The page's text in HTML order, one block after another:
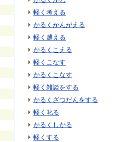
軽く考える
かるくかんがえる
軽く越える
かるくこえる
軽くこなす
かるくこなす
軽く雑談をする
かるくざつだんをする
軽く叱る
かるくしかる
軽くする